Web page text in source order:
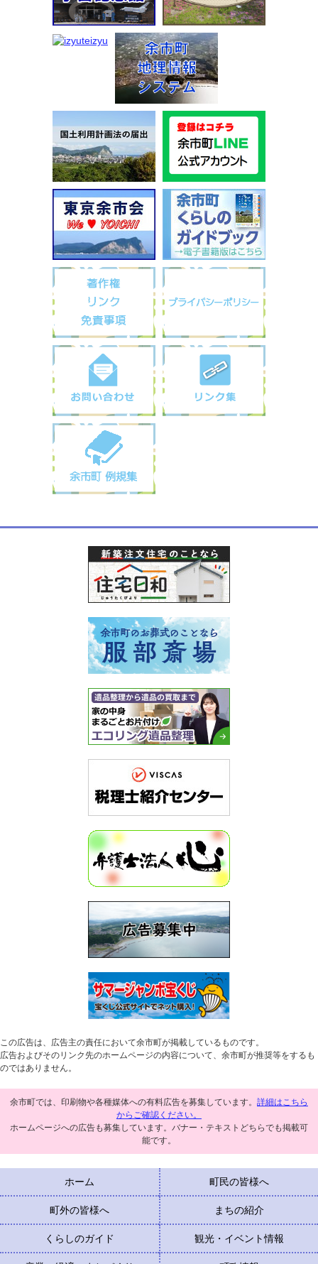
この広告は、広告主の責任において余市町が掲載しているものです。
広告およびそのリンク先のホームページの内容について、余市町が推奨等をするも
のではありません。
余市町では、印刷物や各種媒体への有料広告を募集しています。 詳細はこちら
からご確認ください。
ホームページへの広告も募集しています。バナー・テキストどちらでも掲載可
能です。
ホーム 町民の皆様へ
町外の皆様へ まちの紹介
くらしのガイド 観光・イベント情報